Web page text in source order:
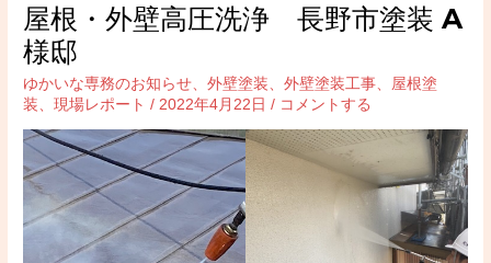
屋根・外壁高圧洗浄 長野市塗装 A
様邸
ゆかいな専務のお知らせ 、外壁塗装 、外壁塗装工事
屋根塗
装 、現場レポート / 2022年4月22日 / コメントする